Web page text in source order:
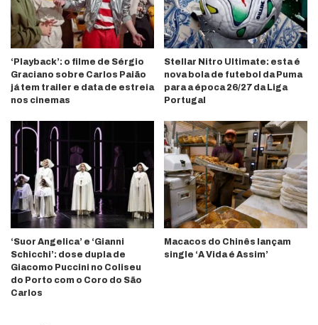
‘Playback’: o filme de Sérgio
Graciano sobre Carlos Paião
já tem trailer e data de estreia
nos cinemas
Stellar Nitro Ultimate: esta é
nova bola de futebol da Puma
para a época 26/27 da Liga
Portugal
‘Suor Angelica’ e ‘Gianni
Schicchi’: dose dupla de
Giacomo Puccini no Coliseu
do Porto com o Coro do São
Carlos
Macacos do Chinês lançam
single ‘A Vida é Assim’